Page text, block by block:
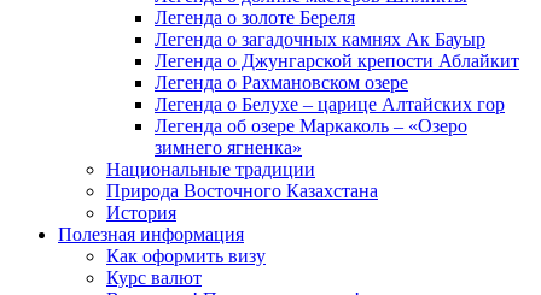
Легенда о золоте Береля
Легенда о загадочных камнях Ак Бауыр
Легенда о Джунгарской крепости Аблайкит
Легенда о Рахмановском озере
Легенда о Белухе – царице Алтайских гор
Легенда об озере Маркаколь – «Озеро
зимнего ягненка»
Национальные традиции
Природа Восточного Казахстана
История
Полезная информация
Как оформить визу
Курс валют